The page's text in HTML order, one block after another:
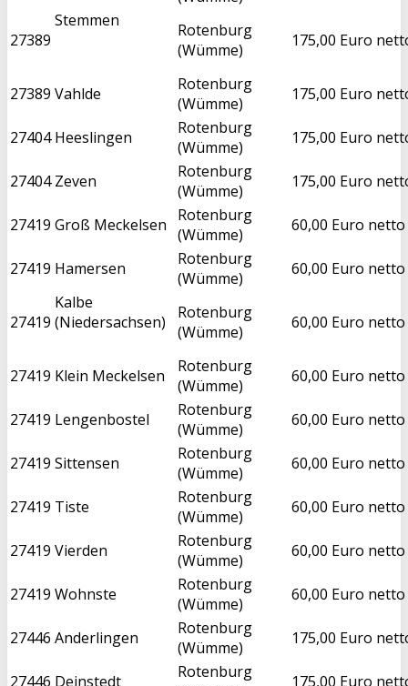
27389
Stemmen
Rotenburg
(Wümme)
175,00 Euro
27389 Vahlde
Rotenburg
(Wümme)
175,00 Euro
27404 Heeslingen
Rotenburg
(Wümme)
175,00 Euro
27404 Zeven
Rotenburg
(Wümme)
175,00 Euro
27419 Groß Meckelsen
Rotenburg
(Wümme)
60,00 Euro netto
27419 Hamersen
Rotenburg
(Wümme)
60,00 Euro netto
27419
Kalbe
(Niedersachsen)
Rotenburg
(Wümme)
60,00 Euro netto
27419 Klein Meckelsen
Rotenburg
(Wümme)
60,00 Euro netto
27419 Lengenbostel
Rotenburg
(Wümme)
60,00 Euro netto
27419 Sittensen
Rotenburg
(Wümme)
60,00 Euro netto
27419 Tiste
Rotenburg
(Wümme)
60,00 Euro netto
27419 Vierden
Rotenburg
(Wümme)
60,00 Euro netto
27419 Wohnste
Rotenburg
(Wümme)
60,00 Euro netto
27446 Anderlingen
Rotenburg
(Wümme)
175,00 Euro
27446 Deinstedt
Rotenburg
175,00 Euro